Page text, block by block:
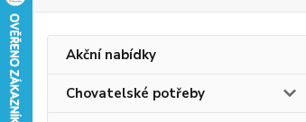
Akční nabídky
Chovatelské potřeby